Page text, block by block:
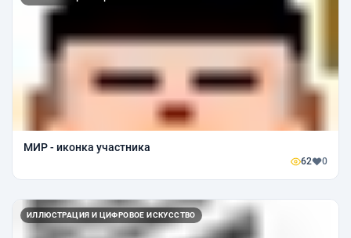
МИР - иконка участника
62 0
ИЛЛЮСТРАЦИЯ И ЦИФРОВОЕ ИСКУССТВО